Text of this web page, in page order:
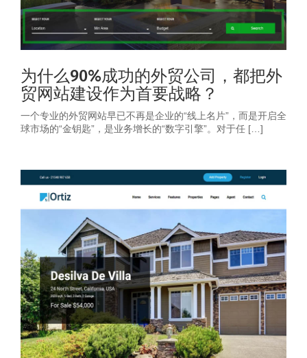
为什么90%成功的外贸公司，都把外
贸网站建设作为首要战略？
一个专业的外贸网站早已不再是企业的“线上名片”，而是开启全
球市场的“金钥匙”，是业务增长的“数字引擎”。对于任 […]